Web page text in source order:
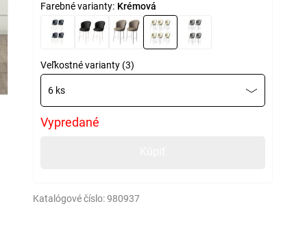
Farebné varianty: Krémová
Veľkostné varianty (3)
6 ks
Vypredané
Katalógové číslo:980937